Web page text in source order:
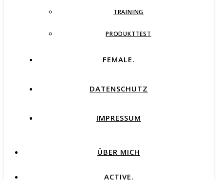
TRAINING
PRODUKTTEST
FEMALE.
DATENSCHUTZ
IMPRESSUM
ÜBER MICH
ACTIVE.